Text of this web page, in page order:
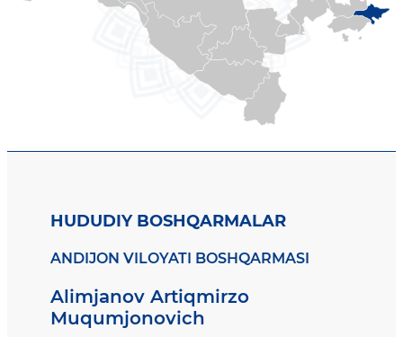
HUDUDIY BOSHQARMALAR
ANDIJON VILOYATI BOSHQARMASI
Alimjanov Artiqmirzo
Muqumjonovich